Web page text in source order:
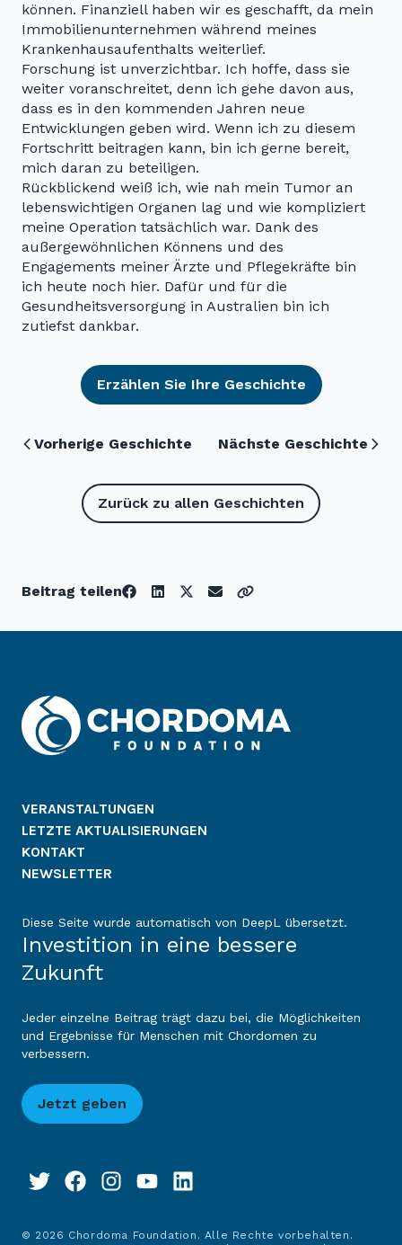
können. Finanziell haben wir es geschafft, da mein
Immobilienunternehmen während meines
Krankenhausaufenthalts weiterlief.
Forschung ist unverzichtbar. Ich hoffe, dass sie
weiter voranschreitet, denn ich gehe davon aus,
dass es in den kommenden Jahren neue
Entwicklungen geben wird. Wenn ich zu diesem
Fortschritt beitragen kann, bin ich gerne bereit,
mich daran zu beteiligen.
Rückblickend weiß ich, wie nah mein Tumor an
lebenswichtigen Organen lag und wie kompliziert
meine Operation tatsächlich war. Dank des
außergewöhnlichen Könnens und des
Engagements meiner Ärzte und Pflegekräfte bin
ich heute noch hier. Dafür und für die
Gesundheitsversorgung in Australien bin ich
zutiefst dankbar.
Erzählen Sie Ihre Geschichte
Vorherige Geschichte Nächste Geschichte
Zurück zu allen Geschichten
Beitrag teilen
VERANSTALTUNGEN
LETZTE AKTUALISIERUNGEN
KONTAKT
NEWSLETTER
Diese Seite wurde automatisch von DeepL übersetzt.
Investition in eine bessere
Zukunft
Jeder einzelne Beitrag trägt dazu bei, die Möglichkeiten
und Ergebnisse für Menschen mit Chordomen zu
verbessern.
Jetzt geben
© 2026 Chordoma Foundation. Alle Rechte vorbehalten.